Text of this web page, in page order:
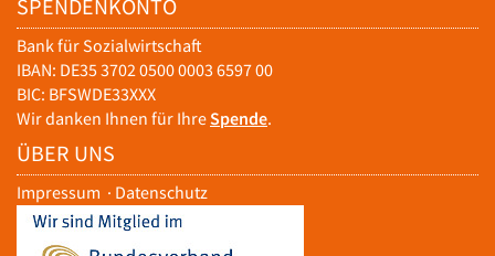
SPENDENKONTO
Bank für Sozialwirtschaft
IBAN: DE35 3702 0500 0003 6597 00
BIC: BFSWDE33XXX
Wir danken Ihnen für IhreSpende.
ÜBER UNS
Impressum · Datenschutz